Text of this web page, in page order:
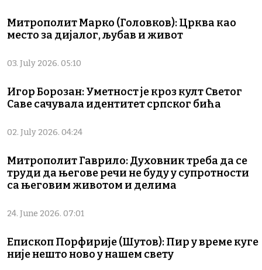
Митрополит Марко (Головков): Црква као
место за дијалог, љубав и живот
03. July 2026. 05:10
Игор Борозан: Уметност је кроз култ Светог
Саве сачувала идентитет српског бића
02. July 2026. 04:24
Митрополит Гаврило: Духовник треба да се
труди да његове речи не буду у супротности
са његовим животом и делима
24. June 2026. 07:01
Епископ Порфирије (Шутов): Пир у време куге
није нешто ново у нашем свету